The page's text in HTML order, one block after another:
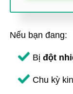
Nếu bạn đang:
Bịđột
Chu kỳ